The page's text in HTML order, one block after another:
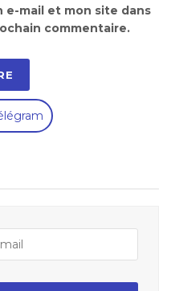
e-mail et mon site dans
commentaire.